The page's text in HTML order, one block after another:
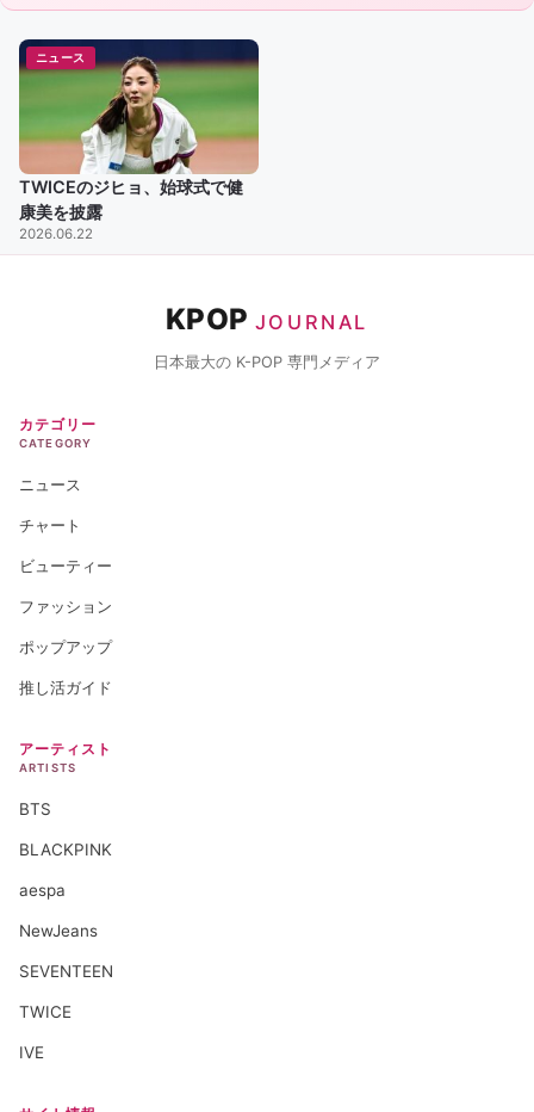
ニュース
TWICEのジヒョ、始球式で健
康美を披露
2026.06.22
KPOP JOURNAL
日本最大の K-POP 専門メディア
カテゴリー
CATEGORY
ニュース
チャート
ビューティー
ファッション
ポップアップ
推し活ガイド
アーティスト
ARTISTS
BTS
BLACKPINK
aespa
NewJeans
SEVENTEEN
TWICE
IVE